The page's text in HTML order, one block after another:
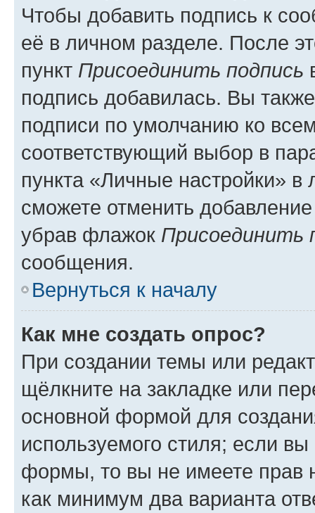
Чтобы добавить подпись к
её в личном разделе. После
пункт Присоединить подпись
подпись добавилась. Вы
подписи по умолчанию ко
соответствующий выбор в
пункта «Личные настройки»
сможете отменить
убрав флажок Присоединить
сообщения.
Вернуться к началу
Как мне создать опрос?
При создании темы или
щёлкните на закладке или
основной формой для
используемого стиля; если
формы, то вы не имеете прав
как минимум два варианта